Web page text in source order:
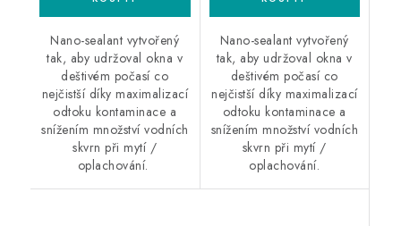
Nano-sealant vytvořený
tak, aby udržoval okna v
deštivém počasí co
nejčistší díky maximalizací
odtoku kontaminace a
snížením množství vodních
skvrn při mytí /
oplachování.
Nano-sealant vytvořený
tak, aby udržoval okna v
deštivém počasí co
nejčistší díky maximalizací
odtoku kontaminace a
snížením množství vodních
skvrn při mytí /
oplachování.